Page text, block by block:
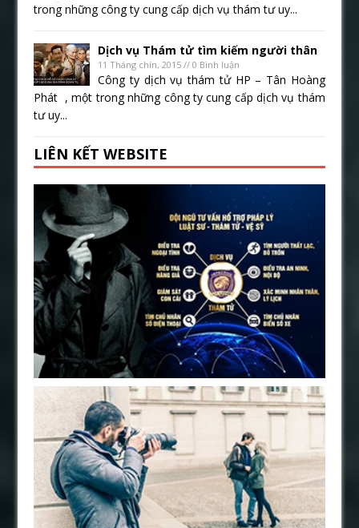
trong những công ty cung cấp dịch vụ thám tư uy...
Dịch vụ Thám tử tìm kiếm người thân
11 Tháng chín, 2015 // 0 Bình luận
Công ty dịch vụ thám tử HP – Tân Hoàng
Phát , một trong những công ty cung cấp dịch vụ thám
tư uy...
LIÊN KẾT WEBSITE